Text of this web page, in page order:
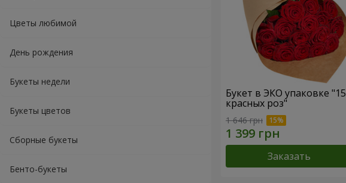
Цветы любимой
День рождения
Букеты недели
Букеты цветов
Сборные букеты
Бенто-букеты
Букет в ЭКО упаковке "15
красных роз"
1 646 грн
Заказать